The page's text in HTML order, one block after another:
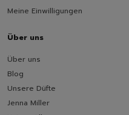
Meine Einwilligungen
Über uns
Über uns
Blog
Unsere Düfte
Jenna Miller